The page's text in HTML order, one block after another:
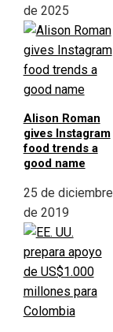
de 2025
Alison Roman
gives Instagram
food trends a
good name
25 de diciembre
de 2019